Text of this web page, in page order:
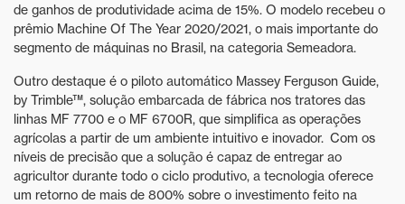
de ganhos de produtividade acima de 15%. O modelo recebeu o
prêmio Machine Of The Year 2020/2021, o mais importante do
segmento de máquinas no Brasil, na categoria Semeadora.
Outro destaque é o piloto automático Massey Ferguson Guide,
by Trimble™, solução embarcada de fábrica nos tratores das
linhas MF 7700 e o MF 6700R, que simplifica as operações
agrícolas a partir de um ambiente intuitivo e inovador. Com os
níveis de precisão que a solução é capaz de entregar ao
agricultor durante todo o ciclo produtivo, a tecnologia oferece
um retorno de mais de 800% sobre o investimento feito na